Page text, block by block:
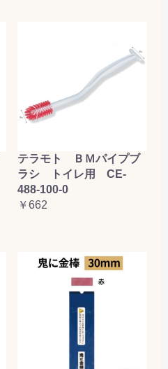
テラモト ＢＭパイプブ
ラシ トイレ用 CE-
488-100-0
￥662